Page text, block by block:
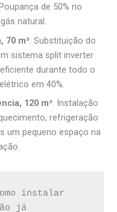
de 50% no
natural.
70 m²: Substituição do
sistema split inverter
durante todo o
em 40%.
120 m²: Instalação
refrigeração
um pequeno espaço na
instalar
já